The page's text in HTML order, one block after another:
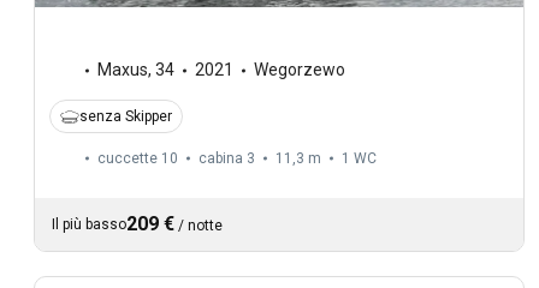
Maxus, 34 2021 Wegorzewo
senza Skipper
cuccette 10 cabina 3 11,3 m 1 WC
Il più basso209 € / notte